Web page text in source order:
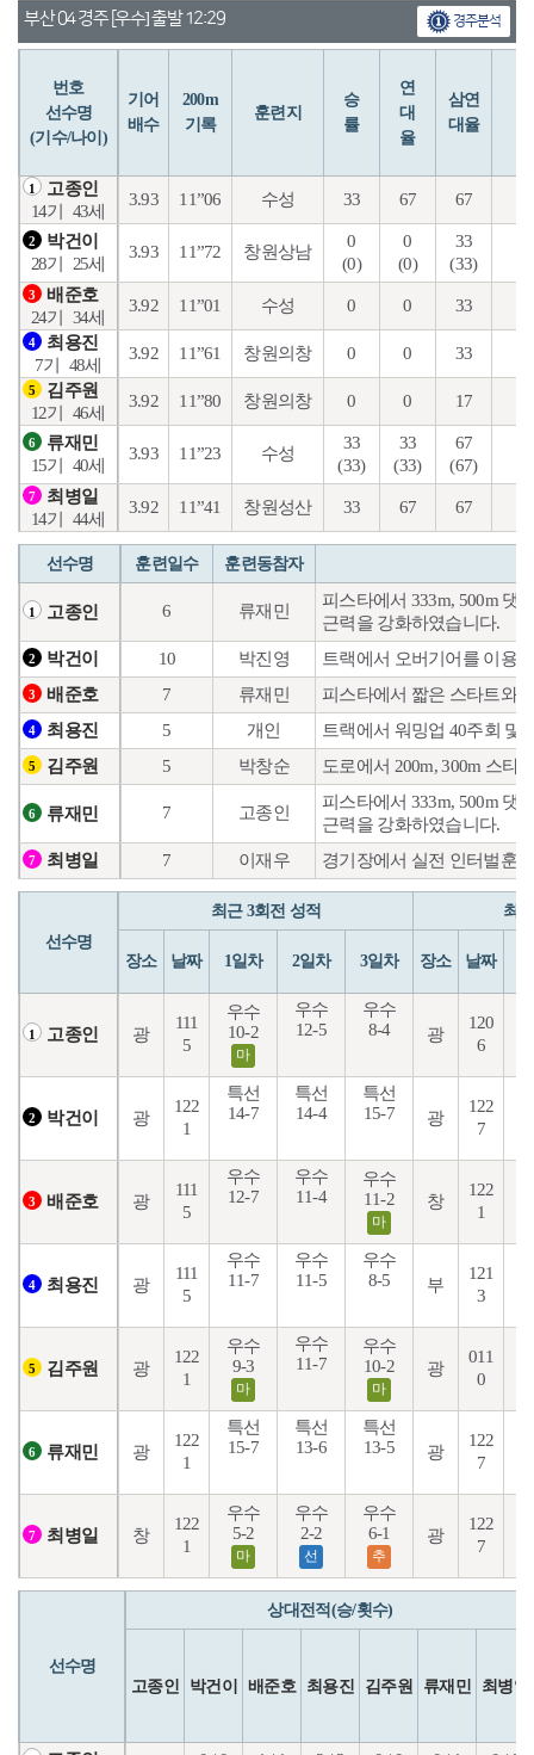
부산 04 경주 [우수] 출발 12:29 경주분석
번호
선수명
(기수/나이)
기어
배수
200m
기록
훈련지
승
률
연
대
율
삼연
대율
1
고종인
14기
43세
3.93 11”06 수성 33 67 67
2
박건이
28기
25세
3.93 11”72 창원상남
0
(0)
0
(0)
33
(33)
3
배준호
24기
34세
3.92 11”01 수성 0 0 33
4
최용진
7기
48세
3.92 11”61 창원의창 0 0 33
5
김주원
12기
46세
3.92 11”80 창원의창 0 0 17
6
류재민
15기
40세
3.93 11”23 수성
33
(33)
33
(33)
67
(67)
7
최병일
14기
44세
3.92 11”41 창원성산 33 67 67
선수명 훈련일수 훈련동참자
1 고종인 6 류재민
피스타에서 333m, 500m 댓
근력을 강화하였습니다.
2 박건이 10 박진영 트랙에서 오버기어를 이용
3 배준호 7 류재민 피스타에서 짧은 스타트와
4 최용진 5 개인 트랙에서 워밍업 40주회 및
5 김주원 5 박창순 도로에서 200m, 300m 스타
6 류재민 7 고종인
피스타에서 333m, 500m 댓
근력을 강화하였습니다.
7 최병일 7 이재우 경기장에서 실전 인터벌훈
선수명
최근 3회전 성적 최
장소 날짜 1일차 2일차 3일차 장소 날짜
1 고종인 광
111
5
우수
10-2
마
우수
12-5
우수
8-4
광
120
6
2 박건이 광
122
1
특선
14-7
특선
14-4
특선
15-7
광
122
7
3 배준호 광
111
5
우수
12-7
우수
11-4
우수
11-2
마
창
122
1
4 최용진 광
111
5
우수
11-7
우수
11-5
우수
8-5
부
121
3
5 김주원 광
122
1
우수
9-3
마
우수
11-7
우수
10-2
마
광
011
0
6 류재민 광
122
1
특선
15-7
특선
13-6
특선
13-5
광
122
7
7 최병일 창
122
1
우수
5-2
마
우수
2-2
선
우수
6-1
추
광
122
7
선수명
상대전적(승/횟수)
고종인 박건이 배준호 최용진 김주원 류재민 최병일